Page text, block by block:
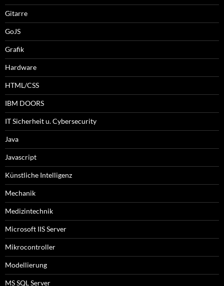
Gitarre
GoJS
Grafik
Hardware
HTML/CSS
IBM DOORS
IT Sicherheit u. Cybersecurity
Java
Javascript
Künstliche Intelligenz
Mechanik
Medizintechnik
Microsoft IIS Server
Mikrocontroller
Modellierung
MS SQL Server